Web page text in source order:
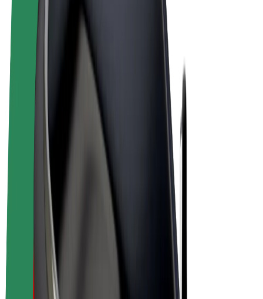
Bolt Market
Bolt para empresas
Colabora con Bolt
Conductores
Ingresos de conductor/a
Repartidores
Ingresos de repartidor